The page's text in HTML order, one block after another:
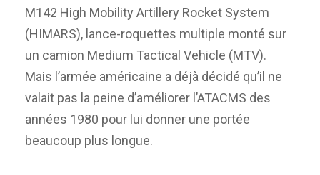
M142 High Mobility Artillery Rocket System
(HIMARS), lance-roquettes multiple monté sur
un camion Medium Tactical Vehicle (MTV).
Mais l’armée américaine a déjà décidé qu’il ne
valait pas la peine d’améliorer l’ATACMS des
années 1980 pour lui donner une portée
beaucoup plus longue.